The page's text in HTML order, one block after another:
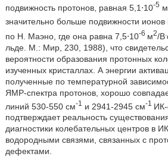
подвижность протонов, равная 5,1⋅10-5 м
значительно больше подвижности ионов
по Н. Маэно, где она равна 7,5⋅10-6 м2/В
льде. М.: Мир, 230, 1988), что
вероятности образования протонных
изученных кристаллах. А энергии
полученные по температурной
ЯМР-спектра протонов, хорошо
линий 530-550 см-1 и 2941-2945 см-1 ИК-
подтверждает реальность
диагностики колебательных центров в
водородными связями, связанных с
дефектами.